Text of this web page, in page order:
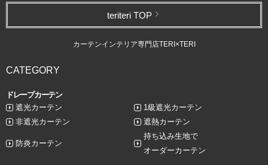
teriteri TOP
カーテンインテリア専門店TERI×TERI
CATEGORY
ドレープカーテン
遮光カーテン
1級遮光カーテン
非遮光カーテン
遮熱カーテン
防炎カーテン
持ち込み生地で
オーダーカーテン